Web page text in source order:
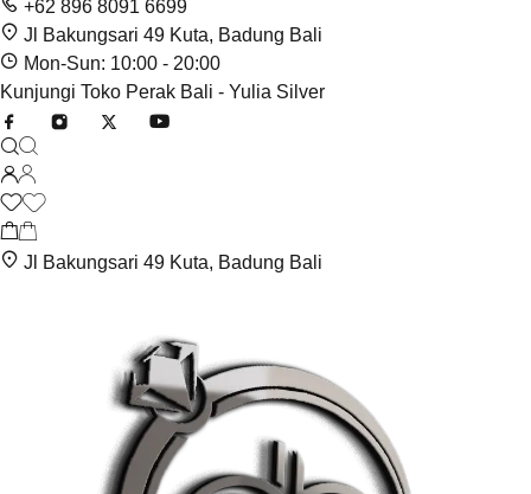
+62 896 8091 6699
Jl Bakungsari 49 Kuta, Badung Bali
Mon-Sun: 10:00 - 20:00
Kunjungi Toko Perak Bali - Yulia Silver
Jl Bakungsari 49 Kuta, Badung Bali